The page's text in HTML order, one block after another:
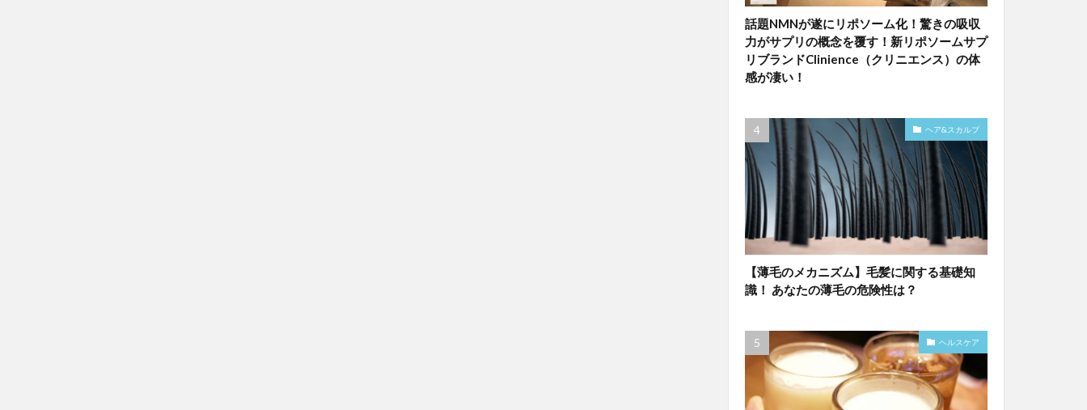
話題NMNが遂にリポソーム化！驚きの吸収
力がサプリの概念を覆す！新リポソームサプ
リブランドClinience（クリニエンス）の体
感が凄い！
ヘア&スカルプ
【薄毛のメカニズム】毛髪に関する基礎知
識！ あなたの薄毛の危険性は？
ヘルスケア